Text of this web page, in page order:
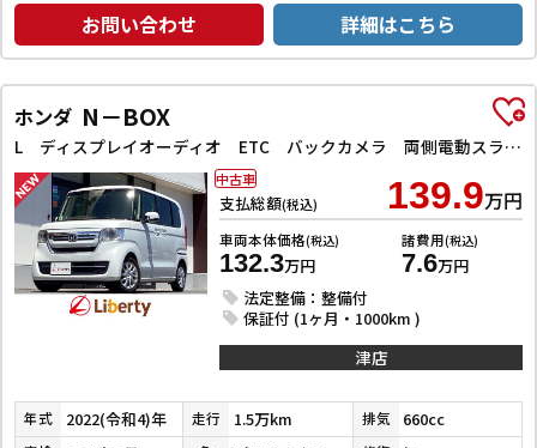
お問い合わせ 詳細はこちら
ホンダ N－BOX
L ディスプレイオーディオ ETC バックカメラ 両側電動スライドドア クリアランスソナー クルーズコントロール レーンアシスト 衝突被害軽減システム オートライト スマートキー アイドリングストップ
支払総額(税込) 139.9万円
車両本体価格(税込)
132.3万円
諸費用(税込)
7.6万円
法定整備：整備付
保証付 (1ヶ月・1000km )
中古車
津店
年式 2022(令和4)年 走行 1.5万km 排気 660cc